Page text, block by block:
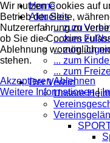
Home
Aktuelles
... zum
... zum
... zum
... zum
... zum
Der Verein
Unsere
Wir nutzen Cookies auf
Betrieb der Seite,
Nutzererfahrung zu
ob Sie die Cookies
Ablehnung womöglich
stehen.
AkzeptierenAblehnen
Weitere Informationen|